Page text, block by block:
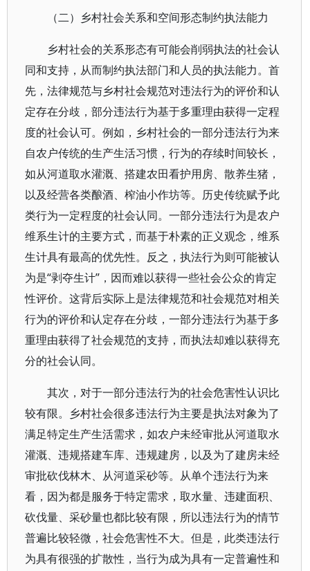
（二）乡村社会关系和空间形态制约执法能力
乡村社会的关系形态有可能会削弱执法的社会认
同和支持，从而制约执法部门和人员的执法能力。首
先，法律规范与乡村社会规范对违法行为的评价和认
定存在分歧，部分违法行为基于多重理由获得一定程
度的社会认可。例如，乡村社会的一部分违法行为来
自农户传统的生产生活习惯，行为的存续时间较长，
如从河道取水灌溉、搭建农田看护用房、散养生猪，
以及经营各类酿酒、榨油小作坊等。历史传统赋予此
类行为一定程度的社会认同。一部分违法行为是农户
维系生计的主要方式，而基于朴素的正义观念，维系
生计具有最高的优先性。反之，执法行为则可能被认
为是“剥夺生计”，因而难以获得一些社会公众的肯定
性评价。这背后实际上是法律规范和社会规范对相关
行为的评价和认定存在分歧，一部分违法行为基于多
重理由获得了社会规范的支持，而执法却难以获得充
分的社会认同。
其次，对于一部分违法行为的社会危害性认识比
较有限。乡村社会很多违法行为主要是执法对象为了
满足特定生产生活需求，如农户未经审批从河道取水
灌溉、违规搭建车库、违规建房，以及为了建房未经
审批砍伐林木、从河道采砂等。从单个违法行为来
看，因为都是服务于特定需求，取水量、违建面积、
砍伐量、采砂量也都比较有限，所以违法行为的情节
普遍比较轻微，社会危害性不大。但是，此类违法行
为具有很强的扩散性，当行为成为具有一定普遍性和